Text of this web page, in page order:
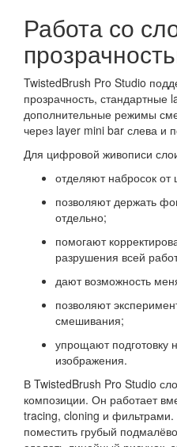
Работа со
TwistedBrush Pro Studio
прозрачность, стандартные
дополнительные режимы
через layer mini bar слева и
Для цифровой живописи
отделяют набросок от
позволяют держать
отдельно;
помогают
разрушения всей
дают возможность
позволяют
смешивания;
упрощают подготовку
изображения.
В TwistedBrush Pro Studio
композиции. Он работает
tracing, cloning и
поместить грубый